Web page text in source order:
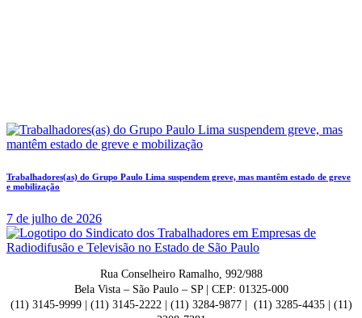
Trabalhadores(as) do Grupo Paulo Lima suspendem greve, mas mantêm estado de greve
e mobilização
7 de julho de 2026
Rua Conselheiro Ramalho, 992/988
Bela Vista – São Paulo – SP | CEP: 01325-000
(11) 3145-9999 | (11) 3145-2222 | (11) 3284-9877 | (11) 3285-4435 | (11)